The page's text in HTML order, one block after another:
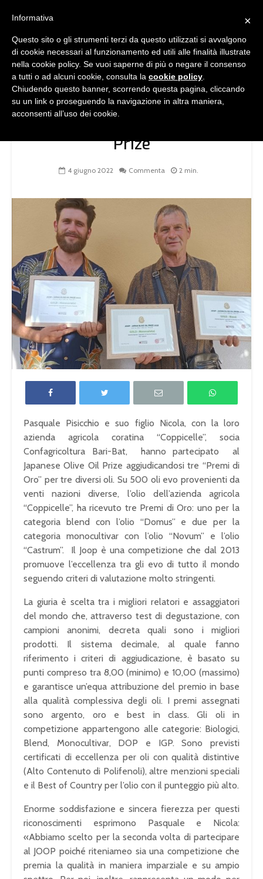
COMUNICAZIONE
L’olio dell’azienda coratina
“Coppicelle” fa incetta di
premi al Japanese Olive Oil
Prize
4 giugno 2022 Commenta 2 min.
Pasquale Pisicchio e suo figlio Nicola, con la loro
azienda agricola coratina “Coppicelle”, socia
Confagricoltura Bari-Bat, hanno partecipato al
Japanese Olive Oil Prize aggiudicandosi tre “Premi di
Oro” per tre diversi oli. Su 500 oli evo provenienti da
venti nazioni diverse, l’olio dell’azienda agricola
“Coppicelle”, ha ricevuto tre Premi di Oro: uno per la
categoria blend con l’olio “Domus” e due per la
categoria monocultivar con l’olio “Novum” e l’olio
“Castrum”. Il Joop è una competizione che dal 2013
promuove l’eccellenza tra gli evo di tutto il mondo
seguendo criteri di valutazione molto stringenti.
La giuria è scelta tra i migliori relatori e assaggiatori
del mondo che, attraverso test di degustazione, con
campioni anonimi, decreta quali sono i migliori
prodotti. Il sistema decimale, al quale fanno
riferimento i criteri di aggiudicazione, è basato su
punti compreso tra 8,00 (minimo) e 10,00 (massimo)
e garantisce un’equa attribuzione del premio in base
alla qualità complessiva degli oli. I premi assegnati
sono argento, oro e best in class. Gli oli in
competizione appartengono alle categorie: Biologici,
Blend, Monocultivar, DOP e IGP. Sono previsti
certificati di eccellenza per oli con qualità distintive
(Alto Contenuto di Polifenoli), altre menzioni speciali
e il Best of Country per l’olio con il punteggio più alto.
Enorme soddisfazione e sincera fierezza per questi
riconoscimenti esprimono Pasquale e Nicola:
«Abbiamo scelto per la seconda volta di partecipare
al JOOP poiché riteniameo sia una competizione che
premia la qualità in maniera imparziale e su ampio
×
Informativa
Questo sito o gli strumenti terzi da questo utilizzati si avvalgono
di cookie necessari al funzionamento ed utili alle finalità illustrate
nella cookie policy. Se vuoi saperne di più o negare il consenso
a tutti o ad alcuni cookie, consulta la cookie policy
Chiudendo questo banner, scorrendo questa pagina, cliccando
su un link o proseguendo la navigazione in altra maniera,
acconsenti all’uso dei cookie.